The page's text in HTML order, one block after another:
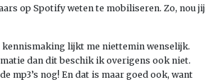
op Spotify weten te mobiliseren. Zo, nou jij
kennismaking lijkt me niettemin wenselijk.
dan dit beschik ik overigens ook niet.
mp3’s nog! En dat is maar goed ook, want